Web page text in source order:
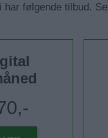
har følgende tilbud. Se